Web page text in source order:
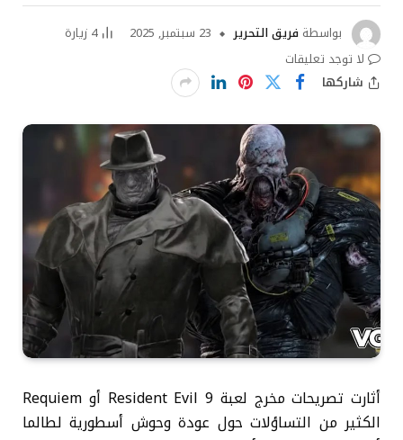
بواسطة فريق التحرير 23 سبتمبر, 2025 4 زيارة
لا توجد تعليقات
شاركها
أثارت تصريحات مخرج لعبة Resident Evil 9 أو Requiem
الكثير من التساؤلات حول عودة وحوش أسطورية لطالما